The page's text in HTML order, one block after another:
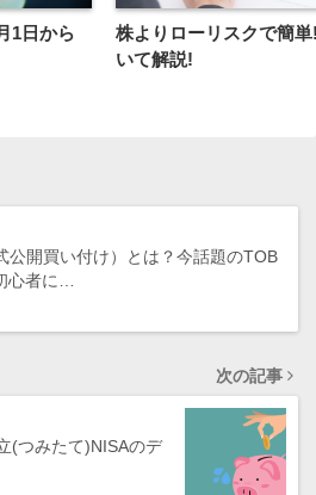
1日から
株よりローリスクで簡
いて解説!
公開買い付け）とは？今話題のTOB
心者に…
次の記事
(つみたて)NISAのデ